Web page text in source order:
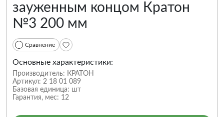
зауженным концом Кратон
№3 200 мм
Сравнение
Основные характеристики:
Производитель: КРАТОН
Артикул: 2 18 01 089
Базовая единица: шт
Гарантия, мес: 12